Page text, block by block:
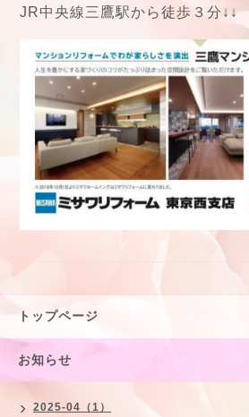
JR中央線三鷹駅から徒歩３分↓↓
トップページ
お知らせ
2025-04（1）